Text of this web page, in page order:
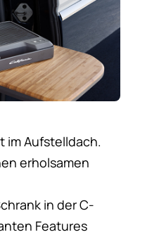
im Aufstelldach.
erholsamen
in der C-
Features